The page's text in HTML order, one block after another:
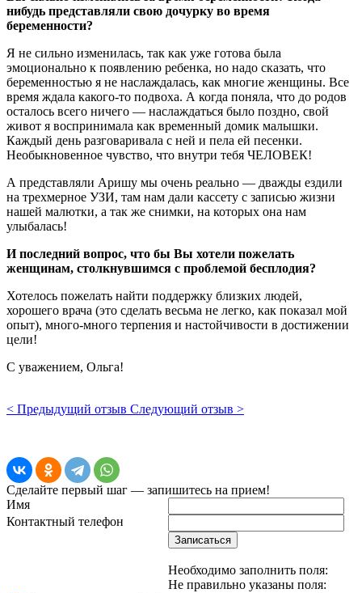
нибудь представляли свою дочурку во время
беременности?
Я не сильно изменилась, так как уже готова была
эмоционально к появлению ребенка, но надо сказать, что
беременностью я не наслаждалась, как многие женщины. Все
время ждала какого-то подвоха. А когда поняла, что до родов
осталось всего ничего — наслаждаться было поздно, свой
живот я воспринимала как временный домик малышки.
Каждый день разговаривала с ней и пела ей песенки.
Необыкновенное чувство, что внутри тебя ЧЕЛОВЕК!
А представляли Аришу мы очень реально — дважды ездили
на трехмерное УЗИ, там нам дали кассету с записью жизни
нашей малютки, а так же снимки, на которых она нам
улыбалась!
И последний вопрос, что бы Вы хотели пожелать
женщинам, столкнувшимся с проблемой бесплодия?
Хотелось пожелать найти поддержку близких людей,
хорошего врача (это сделать весьма не легко, как показал мой
опыт), много-много терпения и настойчивости в достижении
цели!
С уважением, Ольга!
< Предыдущий отзыв Следующий отзыв >
Сделайте первый шаг — запишитесь на прием!
Имя
Контактный телефон
Записаться
Необходимо заполнить поля:
Не правильно указаны поля: